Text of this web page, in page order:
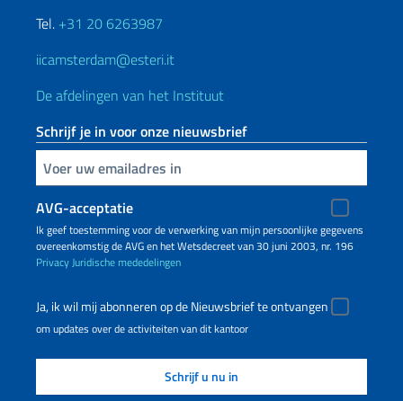
Tel. +31 20 6263987
iicamsterdam@esteri.it
De afdelingen van het Instituut
Schrijf je in voor onze nieuwsbrief
Voer uw e-mailadres in
AVG-acceptatie
Ik geef toestemming voor de verwerking van mijn persoonlijke gegevens
overeenkomstig de AVG en het Wetsdecreet van 30 juni 2003, nr. 196
PrivacyJuridische mededelingen
Ja, ik wil mij abonneren op de Nieuwsbrief te ontvangen
om updates over de activiteiten van dit kantoor